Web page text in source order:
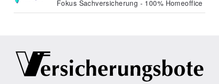
Fokus Sachversicherung - 100% Homeoffice